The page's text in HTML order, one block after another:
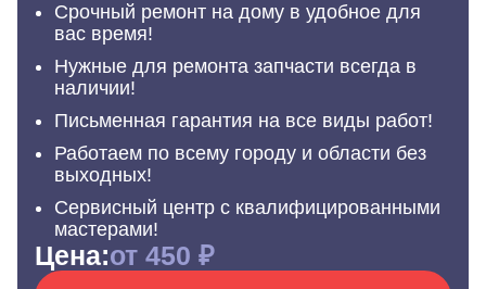
Срочный ремонт на дому в удобное для
вас время!
Нужные для ремонта запчасти всегда в
наличии!
Письменная гарантия на все виды работ!
Работаем по всему городу и области без
выходных!
Сервисный центр с квалифицированными
мастерами!
Цена:от 450 ₽